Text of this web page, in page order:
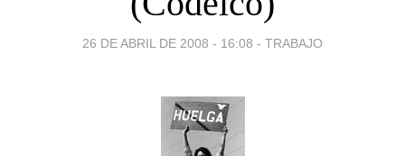
26 DE ABRIL DE 2008 - 16:08 - TRABAJO